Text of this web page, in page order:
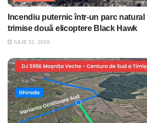
Incendiu puternic într-un parc
trimise două elicoptere Black Hawk
IULIE 31, 2026